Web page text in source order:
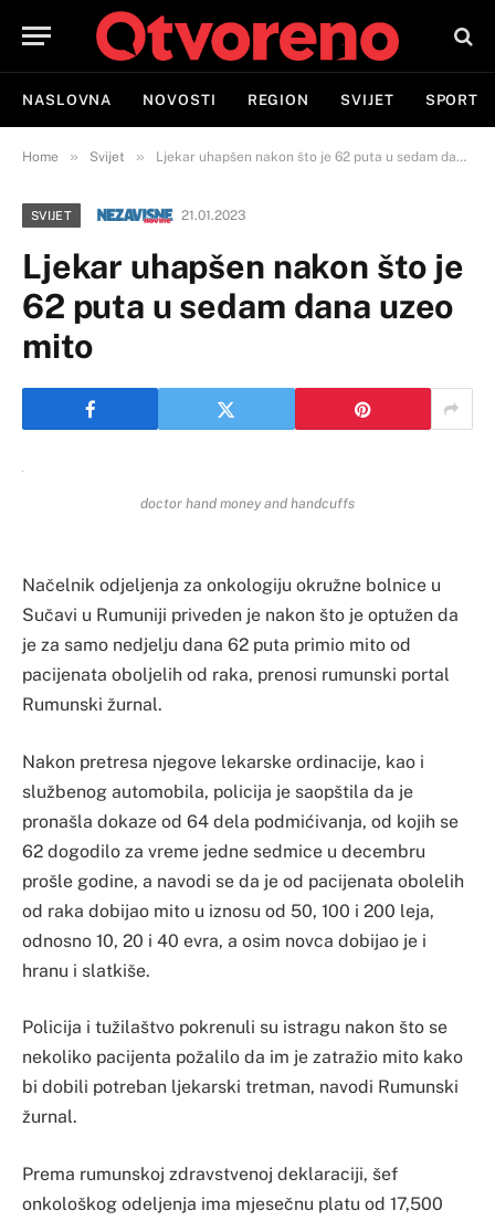
NASLOVNA NOVOSTI REGION SVIJET SPORT
Home » Svijet » Ljekar uhapšen nakon što je 62 puta u sedam dana uzeo mito
SVIJET 21.01.2023
Ljekar uhapšen nakon što je
62 puta u sedam dana uzeo
mito
doctor hand money and handcuffs
Načelnik odjeljenja za onkologiju okružne bolnice u
Sučavi u Rumuniji priveden je nakon što je optužen da
je za samo nedjelju dana 62 puta primio mito od
pacijenata oboljelih od raka, prenosi rumunski portal
Rumunski žurnal.
Nakon pretresa njegove lekarske ordinacije, kao i
službenog automobila, policija je saopštila da je
pronašla dokaze od 64 dela podmićivanja, od kojih se
62 dogodilo za vreme jedne sedmice u decembru
prošle godine, a navodi se da je od pacijenata obolelih
od raka dobijao mito u iznosu od 50, 100 i 200 leja,
odnosno 10, 20 i 40 evra, a osim novca dobijao je i
hranu i slatkiše.
Policija i tužilaštvo pokrenuli su istragu nakon što se
nekoliko pacijenta požalilo da im je zatražio mito kako
bi dobili potreban ljekarski tretman, navodi Rumunski
žurnal.
Prema rumunskoj zdravstvenoj deklaraciji, šef
onkološkog odeljenja ima mjesečnu platu od 17,500